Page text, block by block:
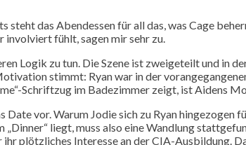
steht das Abendessen für all das, was Cage
involviert fühlt, sagen mir sehr zu.
Logik zu tun. Die Szene ist zweigeteilt und in
stimmt: Ryan war in der
Schriftzug im Badezimmer zeigt, ist Aidens
vor. Warum Jodie sich zu Ryan
„Dinner“ liegt, muss also eine Wandlung
plötzliches Interesse an der CIA-Ausbildung.